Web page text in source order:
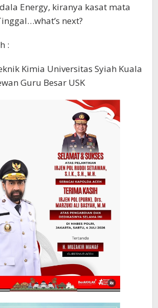
Energy, kiranya kasat mata
next?
:
Kimia Universitas Syiah Kuala
Guru Besar USK